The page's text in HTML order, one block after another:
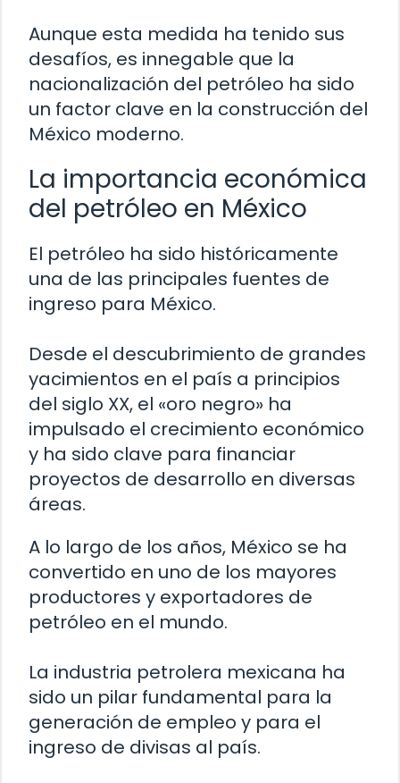
Aunque esta medida ha tenido sus
desafíos, es innegable que la
nacionalización del petróleo ha sido
un factor clave en la construcción del
México moderno.
La importancia económica
del petróleo en México
El petróleo ha sido históricamente
una de las principales fuentes de
ingreso para México.
Desde el descubrimiento de grandes
yacimientos en el país a principios
del siglo XX, el «oro negro» ha
impulsado el crecimiento económico
y ha sido clave para financiar
proyectos de desarrollo en diversas
áreas.
A lo largo de los años, México se ha
convertido en uno de los mayores
productores y exportadores de
petróleo en el mundo.
La industria petrolera mexicana ha
sido un pilar fundamental para la
generación de empleo y para el
ingreso de divisas al país.